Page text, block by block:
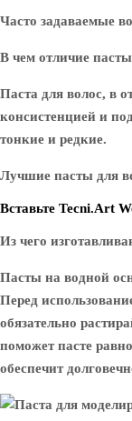
Часто задаваемые
В чем отличие
Паста для волос, в
консистенцией и
тонкие и редкие.
Лучшие пасты для
Вставьте Tecni.Art
Из чего
Пасты на водной
Перед
обязательно
поможет пасте
обеспечит